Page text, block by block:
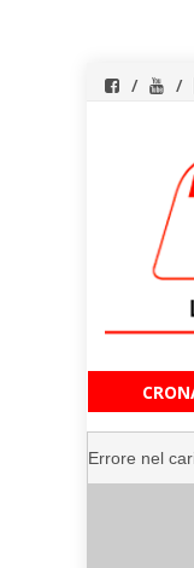
al
contenuto
Errore nel